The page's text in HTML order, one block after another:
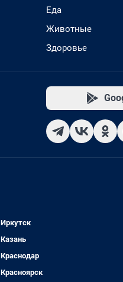
Еда
Животные
Здоровье
Иркутск
Казань
Краснодар
Красноярск